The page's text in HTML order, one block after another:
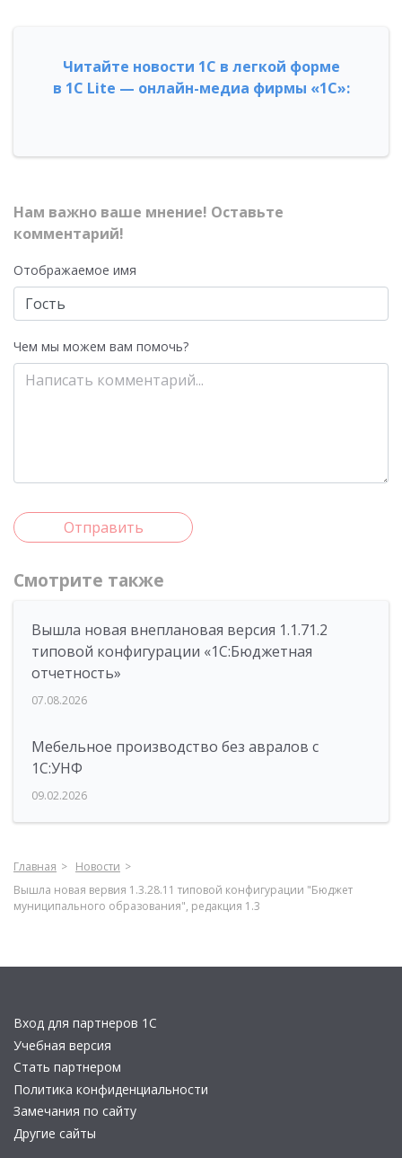
Читайте новости 1С в легкой форме
в 1С Lite — онлайн-медиа фирмы «1С»:
Нам важно ваше мнение! Оставьте
комментарий!
Отображаемое имя
Чем мы можем вам помочь?
Отправить
Смотрите также
Вышла новая внеплановая версия 1.1.71.2
типовой конфигурации «1C:Бюджетная
отчетность»
07.08.2026
Мебельное производство без авралов с
1С:УНФ
09.02.2026
Главная
Новости
Вышла новая вервия 1.3.28.11 типовой конфигурации "Бюджет
муниципального образования", редакция 1.3
Вход для партнеров 1С
Учебная версия
Стать партнером
Политика конфиденциальности
Замечания по сайту
Другие сайты